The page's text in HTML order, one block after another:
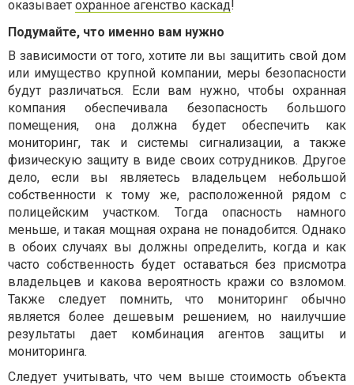
оказывает охранное агенство каскад!
Подумайте, что именно вам нужно
В зависимости от того, хотите ли вы защитить свой дом
или имущество крупной компании, меры безопасности
будут различаться. Если вам нужно, чтобы охранная
компания обеспечивала безопасность большого
помещения, она должна будет обеспечить как
мониторинг, так и системы сигнализации, а также
физическую защиту в виде своих сотрудников. Другое
дело, если вы являетесь владельцем небольшой
собственности к тому же, расположенной рядом с
полицейским участком. Тогда опасность намного
меньше, и такая мощная охрана не понадобится. Однако
в обоих случаях вы должны определить, когда и как
часто собственность будет оставаться без присмотра
владельцев и какова вероятность кражи со взломом.
Также следует помнить, что мониторинг обычно
является более дешевым решением, но наилучшие
результаты дает комбинация агентов защиты и
мониторинга.
Следует учитывать, что чем выше стоимость объекта